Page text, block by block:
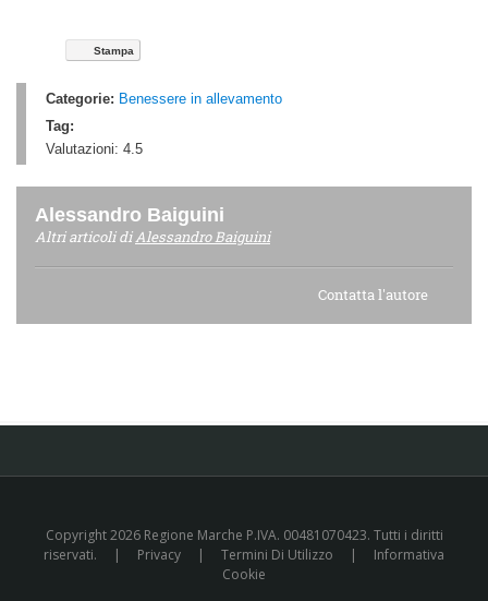
Stampa
Categorie: Benessere in allevamento
Tag:
Valutazioni: 4.5
Alessandro Baiguini
Altri articoli diAlessandro Baiguini
Contatta l'autore
Copyright 2026 Regione Marche P.IVA. 00481070423. Tutti i diritti
riservati.
| Privacy | Termini Di Utilizzo |
Informativa
Cookie